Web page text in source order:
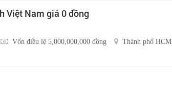
Việt Nam giá 0 đồng
Vốn điều lệ 5,000,000,000 đồng Thành phố HCM